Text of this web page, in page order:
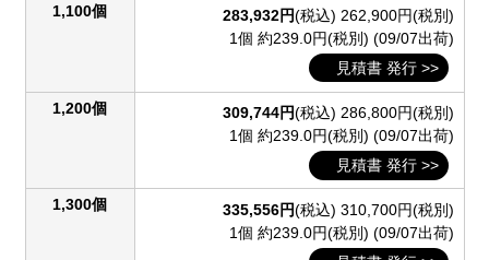
1,100個 283,932円(税込) 262,900円(税別)
1個 約239.0円(税別) (09/07出荷)
見積書 発行 >>
1,200個 309,744円(税込) 286,800円(税別)
1個 約239.0円(税別) (09/07出荷)
見積書 発行 >>
1,300個 335,556円(税込) 310,700円(税別)
1個 約239.0円(税別) (09/07出荷)